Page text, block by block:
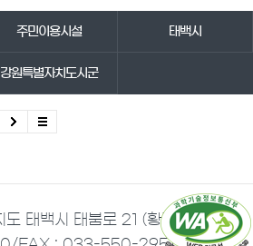
주민이용시설 태백시
강원특별자치도시군
태백시 태붐로 21 (황지동)